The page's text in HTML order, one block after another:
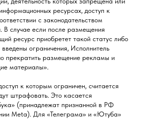
ресурсах, доступ к
с законодательством
В случае если после размещения
ресурс приобретет такой статус либо
введены ограничения, Исполнитель
прекратить размещение рекламы и
материалы».
к которым ограничен, считается
штрафовать. Это касается
(принадлежат признанной в РФ
Meta). Для «Телеграма» и «Ютуба»